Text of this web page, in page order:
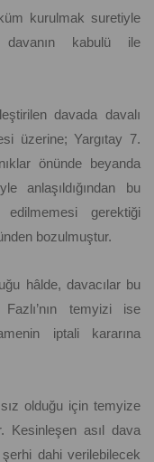
kurulmak suretiyle
davanın kabulü ile
davada davalı
üzerine; Yargıtay 7.
önünde beyanda
anlaşıldığından bu
gerektiği
bozulmuştur.
hâlde, davacılar bu
temyizi ise
iptali kararına
olduğu için temyize
Kesinleşen asıl dava
dahi verilebilecek